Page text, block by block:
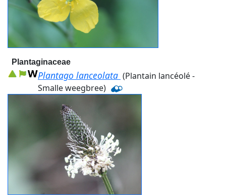
Plantaginaceae
Plantago lanceolata (Plantain lancéolé -
Smalle weegbree)